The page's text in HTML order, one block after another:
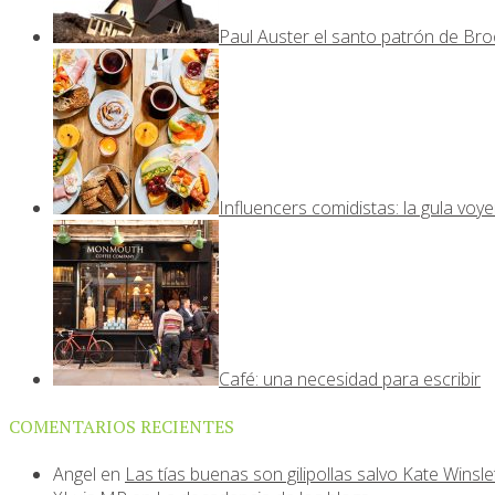
Paul Auster el santo patrón de
Influencers comidistas: la gula
Café: una necesidad para escribir
COMENTARIOS RECIENTES
Angel en Las tías buenas son gilipollas salvo Kate